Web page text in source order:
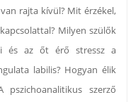
rajta kívül? Mit érzékel,
Milyen szülők
és az őt érő stressz a
labilis? Hogyan élik
szerző